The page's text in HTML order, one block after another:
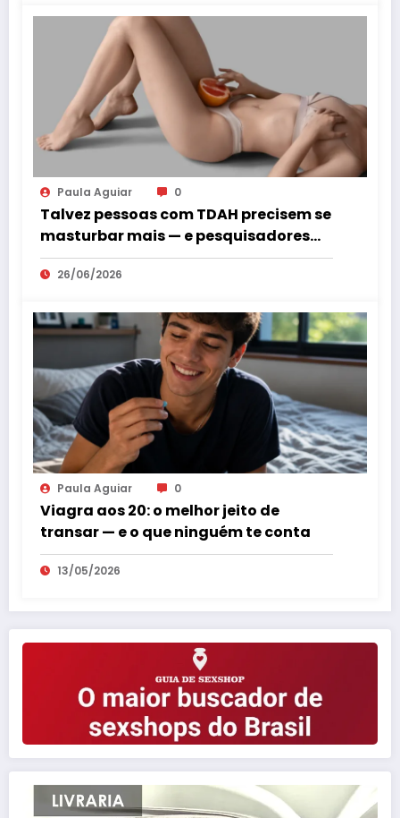
Paula Aguiar 0
Talvez pessoas com TDAH precisem se
masturbar mais — e pesquisadores
explicam por quê
26/06/2026
Paula Aguiar 0
Viagra aos 20: o melhor jeito de
transar — e o que ninguém te conta
13/05/2026